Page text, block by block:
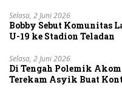
Selasa, 2 Juni 2026
Bobby Sebut Komunitas
U-19 ke Stadion Teladan
Selasa, 2 Juni 2026
Di Tengah Polemik
Terekam Asyik Buat